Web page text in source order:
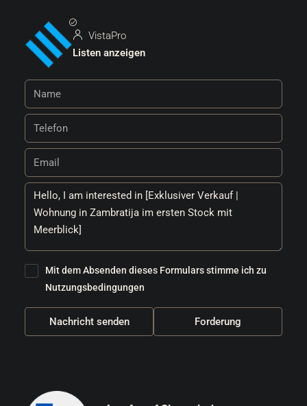
VistaPro
Listen anzeigen
Mit dem Absenden dieses Formulars stimme ich zu
Nutzungsbedingungen
Nachricht senden Forderung